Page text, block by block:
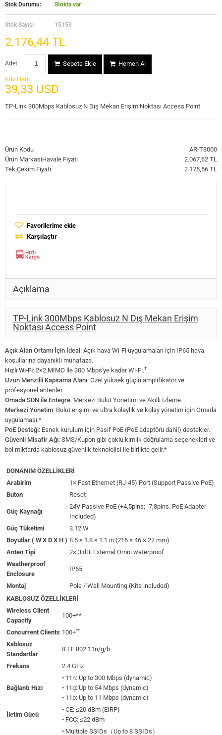
Stok Durumu: Stokta var
Stok Sayısı 15153
2.176,44 TL
Adet: Sepete Ekle Hemen Al
Kdv Hariç
39,33 USD
TP-Link 300Mbps Kablosuz N Dış Mekan Erişim Noktası Access Point
Ürün Kodu
AR-T3000
Ürün MarkasıHavale Fiyatı
2.067,62 TL
Tek Çekim Fiyatı
2.175,56 TL
Favorilerime ekle
Karşılaştır
Açıklama
TP-Link 300Mbps Kablosuz N Dış Mekan Erişim
Noktası Access Point
Açık Alan Ortamı İçin İdeal: Açık hava Wi-Fi uygulamaları için IP65 hava
koşullarına dayanıklı muhafaza.
Hızlı Wi-Fi: 2×2 MIMO ile 300 Mbps'ye kadar Wi-Fi.†
Uzun Menzilli Kapsama Alanı: Özel yüksek güçlü amplifikatör ve
profesyonel antenler.
Omada SDN ile Entegre: Merkezi Bulut Yönetimi ve Akıllı İzleme.
Merkezi Yönetim: Bulut erişimi ve ultra kolaylık ve kolay yönetim için Omada
uygulaması.*
PoE Desteği: Esnek kurulum için Pasif PoE (PoE adaptörü dahil) destekler.
Güvenli Misafir Ağı: SMS/Kupon gibi çoklu kimlik doğrulama seçenekleri ve
bol miktarda kablosuz güvenlik teknolojisi ile birlikte gelir.*
DONANIM ÖZELLİKLERİ
Arabirim
1× Fast Ethernet (RJ-45) Port (Support Passive PoE)
Buton
Reset
Güç Kaynağı
24V Passive PoE (+4,5pins; -7,8pins. PoE Adapter
Included)
Güç Tüketimi
3.12 W
Boyutlar ( W X D X H ) 8.5 × 1.8 × 1.1 in (216 × 46 × 27 mm)
Anten Tipi
2× 3 dBi External Omni waterproof
Weatherproof
Enclosure
IP65
Montaj
Pole / Wall Mounting (Kits included)
KABLOSUZ ÖZELLİKLERİ
Wireless Client
Capacity
100+**
Concurrent Clients 100+**
Kablosuz
Standartlar
IEEE 802.11n/g/b
Frekans 2.4 GHz
Bağlantı Hızı
• 11n: Up to 300 Mbps (dynamic)
• 11g: Up to 54 Mbps (dynamic)
• 11b: Up to 11 Mbps (dynamic)
İletim Gücü
• CE: ≤20 dBm (EIRP)
• FCC: ≤22 dBm
• Multiple SSIDs（Up to 8 SSIDs）